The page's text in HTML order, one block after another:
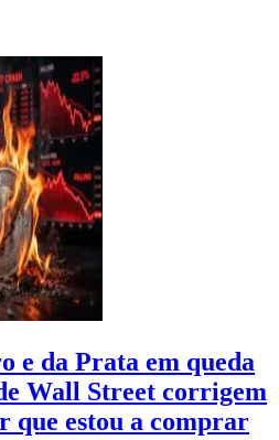
e da Prata em queda
Wall Street corrigem
que estou a comprar